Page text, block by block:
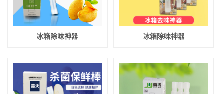
冰箱除味神器 冰箱除味神器